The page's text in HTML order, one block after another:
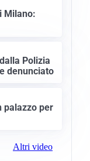
Milano:
Polizia
denunciato
palazzo per
Altri video